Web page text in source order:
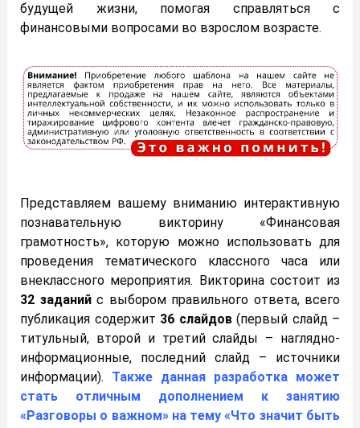
будущей жизни, помогая справляться с
финансовыми вопросами во взрослом возрасте.
Представляем вашему вниманию интерактивную
познавательную викторину «Финансовая
грамотность», которую можно использовать для
проведения тематического классного часа или
внеклассного мероприятия. Викторина состоит из
32 заданийс выбором правильного ответа, всего
публикация содержит 36 слайдов(первый слайд –
титульный, второй и третий слайды – наглядно-
информационные, последний слайд – источники
информации). Также данная разработка может
стать отличным дополнением к занятию
«Разговоры о важном» на тему «Что значит быть